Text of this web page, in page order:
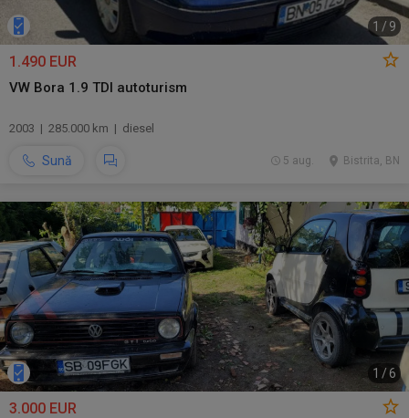
1 / 9
1.490 EUR
VW Bora 1.9 TDI autoturism
2003 | 285.000 km | diesel
Sună Bistrita, BN
5 aug.
1 /6
3.000 EUR